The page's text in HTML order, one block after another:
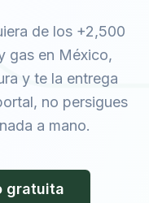
de los +2,500
gas en México,
y te la entrega
no persigues
a mano.
gratuita